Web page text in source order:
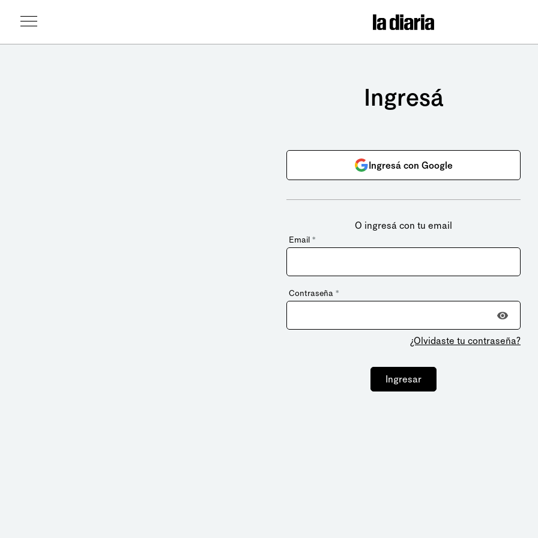
Ingresá
Ingresá con Google
O ingresá con tu email
Email *
Contraseña *
¿Olvidaste tu contraseña?
Ingresar